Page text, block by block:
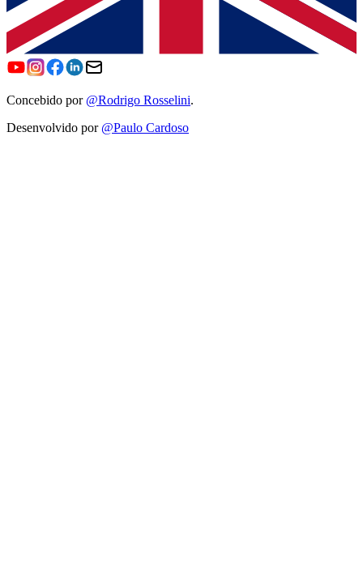
Concebido por @Rodrigo Rosselini.
Desenvolvido por @Paulo Cardoso